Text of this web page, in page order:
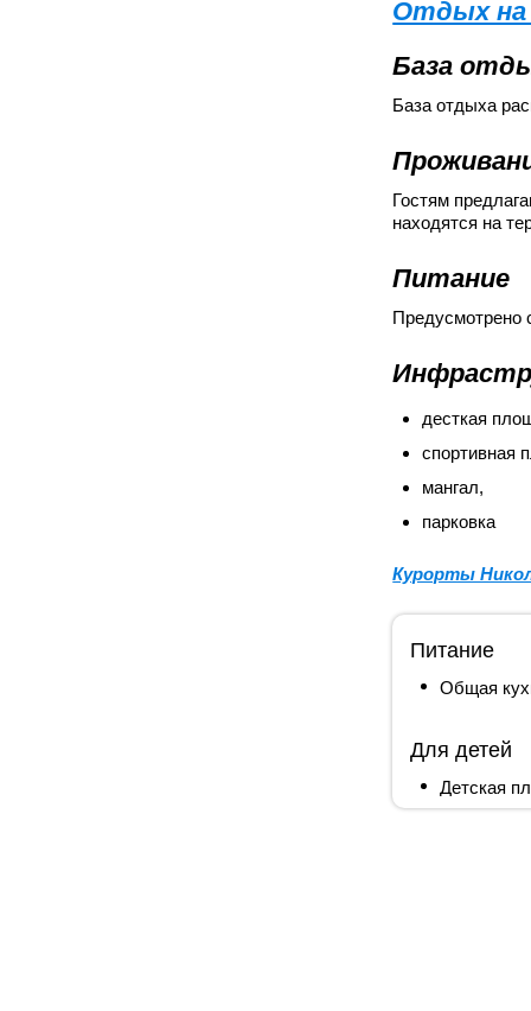
Отдых на
База
База отдыха
Гостям
находятся на
Питание
Предусмотрено
десткая
спортивная
мангал,
парковка
Курорты
Питание
Общая
Для детей
Детская